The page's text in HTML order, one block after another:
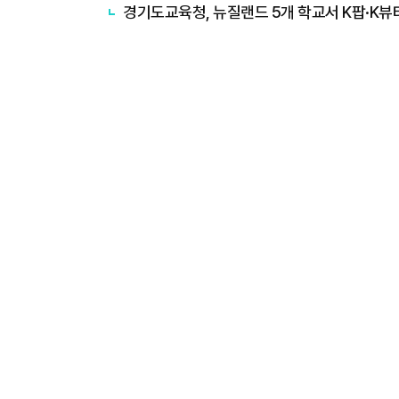
경기도교육청, 뉴질랜드 5개 학교서 K팝·K